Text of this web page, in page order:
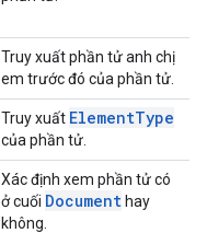
Truy xuất phần tử anh chị
em trước đó của phần tử.
Truy xuất ElementType
của phần tử.
Xác định xem phần tử có
ở cuối Document hay
không.